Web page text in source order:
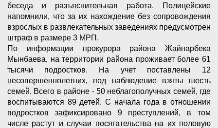
беседа и разъяснительная работа. Полицейские
напомнили, что за их нахождение без сопровождения
взрослых в развлекательных заведениях предусмотрен
штраф в размере 3 МРП.
По информации прокурора района Жайнарбека
Мынбаева, на территории района проживает более 61
тысячи подростков. На учет поставлены 12
несовершеннолетних, под наблюдение взяты шесть
семей. Всего в районе - 50 неблагополучных семей, где
воспитываются 89 детей. С начала года в отношении
подростков зафиксировано 9 преступлений, в том
числе растут и случаи посягательства на их половую